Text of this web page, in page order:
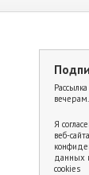
вечерам.
Я
веб-
данных
cookies